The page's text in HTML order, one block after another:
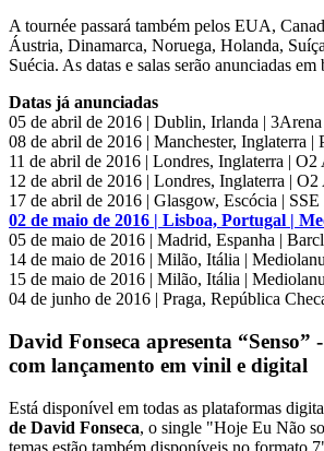
A tournée passará também pelos EUA,
Áustria, Dinamarca, Noruega, Holanda,
Suécia. As datas e salas serão anunciadas em
Datas já anunciadas
05 de abril de 2016 | Dublin, Irlanda | 3Arena
08 de abril de 2016 | Manchester, Inglaterra |
11 de abril de 2016 | Londres, Inglaterra | O2
12 de abril de 2016 | Londres, Inglaterra | O2
17 de abril de 2016 | Glasgow, Escócia |
02 de maio de 2016 | Lisboa, Portugal |
05 de maio de 2016 | Madrid, Espanha |
14 de maio de 2016 | Milão, Itália |
15 de maio de 2016 | Milão, Itália |
04 de junho de 2016 | Praga, República
David Fonseca apresenta “Senso”
com lançamento em vinil e digital
Está disponível em todas as plataformas
de David Fonseca, o single "Hoje Eu Não
temas estão também disponíveis no formato